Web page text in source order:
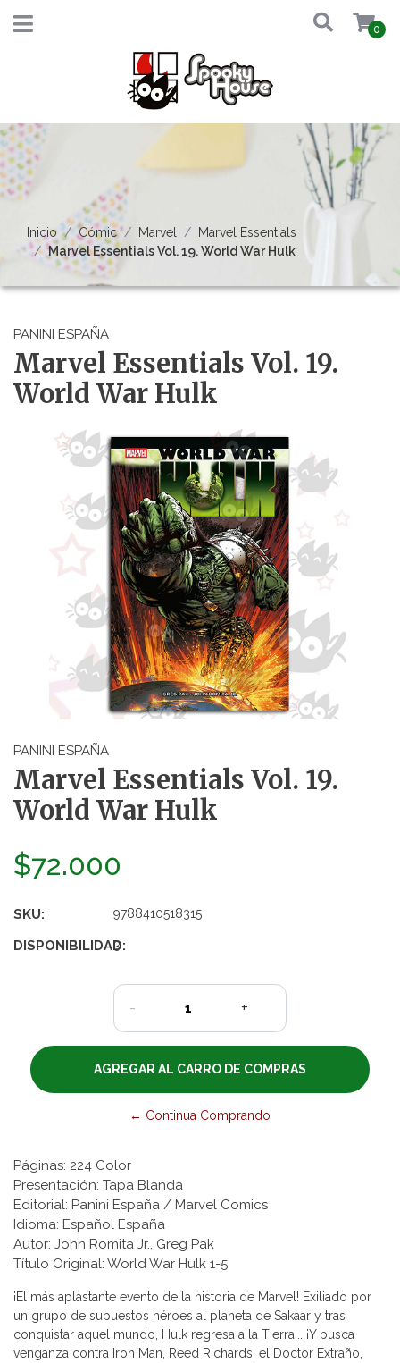
0
Inicio Cómic Marvel
Marvel Essentials
Marvel Essentials Vol. 19. World War Hulk
PANINI ESPAÑA
Marvel Essentials Vol. 19.
World War Hulk
PANINI ESPAÑA
Marvel Essentials Vol. 19.
World War Hulk
$72.000
SKU: 9788410518315
DISPONIBILIDAD:
3
- +
← Continúa Comprando
Páginas: 224 Color
Presentación: Tapa Blanda
Editorial: Panini España / Marvel Comics
Idioma: Español España
Autor: John Romita Jr., Greg Pak
Título Original: World War Hulk 1-5
¡El más aplastante evento de la historia de Marvel! Exiliado por
un grupo de supuestos héroes al planeta de Sakaar y tras
conquistar aquel mundo, Hulk regresa a la Tierra... ¡Y busca
venganza contra Iron Man, Reed Richards, el Doctor Extraño,